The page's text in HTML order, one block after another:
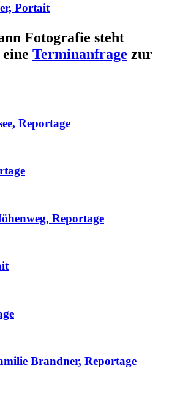
Portait
Fotografie steht
Terminanfrage zur
Reportage
Reportage
Brandner, Reportage